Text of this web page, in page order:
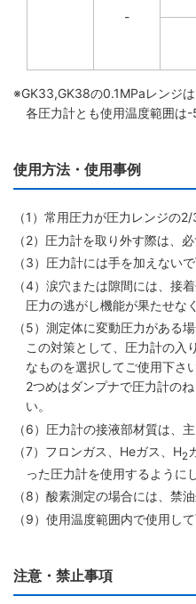
-
※GK33,GK38の0.1MPaレンジは
各圧力計とも使用温度範囲
使用方法・使用事例
（1）常用圧力が圧力レンジの
（2）圧力計を取り外す際は、
（3）圧力計には手を加えないで
（4）涙穴または隙間には、接
圧力の逃がし機能が果たせな
（5）測定体に変動圧力がある
この対策として、圧力計の入
なものを選択してご使用下さい
2つめはダンプナで圧力計の
い。
（6）圧力計の接液部材質は、
（7）フロンガス、Heガス、H2
った圧力計を使用するように
（8）酸素測定の場合には、禁
（9）使用温度範囲内で使用して
注意・禁止事項